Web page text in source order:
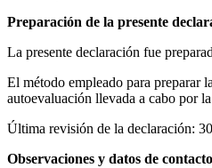
Preparación de la presente
La presente declaración fue
El método empleado para preparar
autoevaluación llevada a cabo por
Última revisión de la declaración:
Observaciones y datos de contacto